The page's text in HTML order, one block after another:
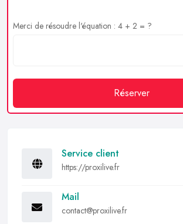
Merci de résoudre l'équation : 4 + 2 = ?
Réserver
Service client
https://proxilive.fr
Mail
contact@proxilive.fr